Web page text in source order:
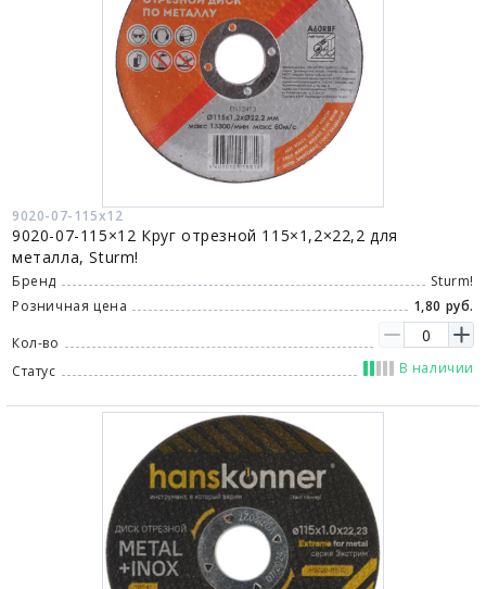
9020-07-115x12
9020-07-115×12 Круг отрезной 115×1,2×22,2 для
металла, Sturm!
Бренд
Sturm!
Розничная цена
1,80 руб.
Кол-во
Статус
В наличии